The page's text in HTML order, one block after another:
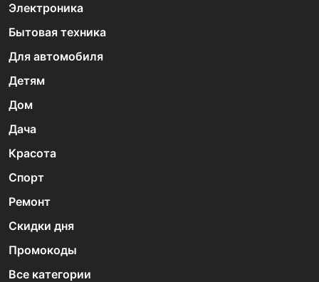
Электроника
Бытовая техника
Для автомобиля
Детям
Дом
Дача
Красота
Спорт
Ремонт
Скидки дня
Промокоды
Все категории